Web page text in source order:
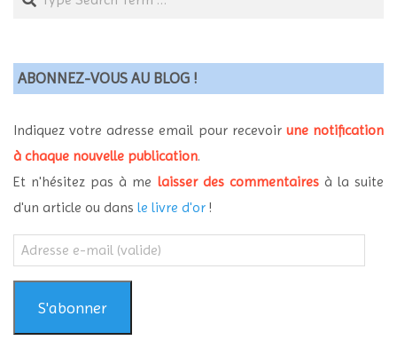
ABONNEZ-VOUS AU BLOG !
Indiquez votre adresse email pour recevoir une notification
à chaque nouvelle publication.
Et n'hésitez pas à me laisser des commentairesà la suite
d'un article ou dans le livre d'or !
Adresse
e-
mail
(valide)S'abonner